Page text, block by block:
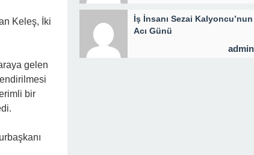
Keleş, İki
gelen
bir
İş İnsanı Sezai Kalyoncu’nun
Acı Günü
admin